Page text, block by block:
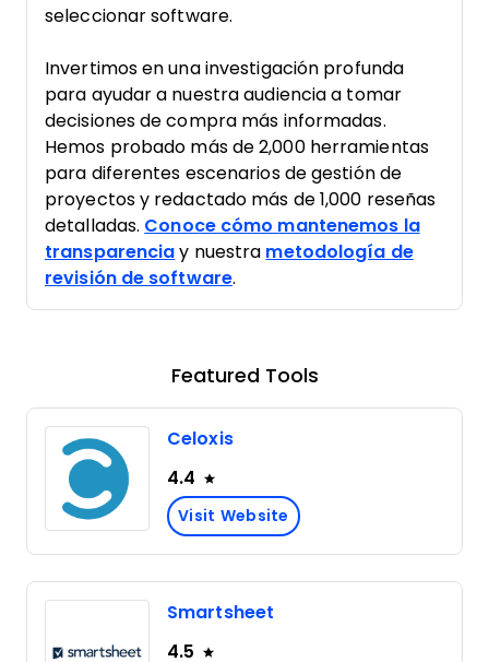
seleccionar software.
Invertimos en una investigación profunda
para ayudar a nuestra audiencia a tomar
decisiones de compra más informadas.
Hemos probado más de 2,000 herramientas
para diferentes escenarios de gestión de
proyectos y redactado más de 1,000 reseñas
detalladas. Conoce cómo mantenemos la
transparencia y nuestra metodología de
revisión de software.
Featured Tools
Celoxis
4.4
Visit Website
Smartsheet
4.5